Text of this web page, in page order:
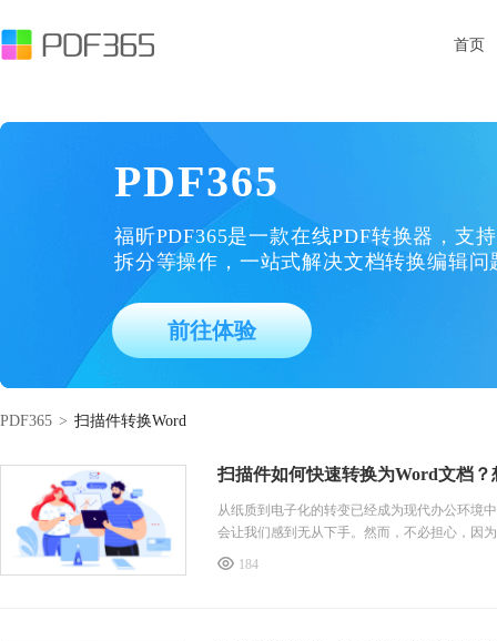
首页
PDF365
福昕PDF365是一款在线PDF转换器，支
拆分等操作，一站式解决文档转换编辑问
前往体验
PDF365 > 扫描件转换Word
从纸质到电子化的转变已经成为现代办公环境
会让我们感到无从下手。然而，不必担心，因
184